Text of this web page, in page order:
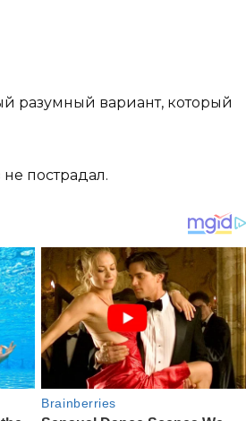
разумный вариант, который
пострадал.